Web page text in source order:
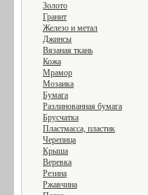
Золото
Гранит
Железо и метал
Джинсы
Вязаная ткань
Кожа
Мрамор
Мозаика
Бумага
Разлинованная бумага
Брусчатка
Пластмасса, пластик
Черепица
Крыша
Веревка
Резина
Ржавчина